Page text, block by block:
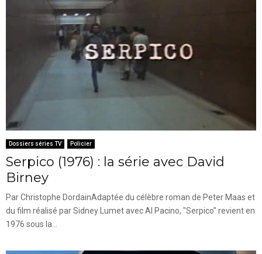
Dossiers séries TV Policier
Serpico (1976) : la série avec David
Birney
Par Christophe DordainAdaptée du célèbre roman de Peter Maas et
du film réalisé par Sidney Lumet avec Al Pacino, "Serpico" revient en
1976 sous la...